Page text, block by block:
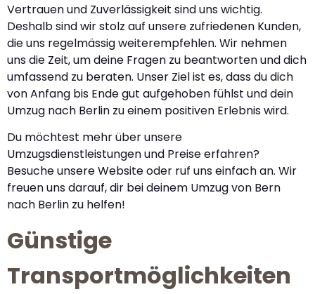
Vertrauen und Zuverlässigkeit sind uns wichtig.
Deshalb sind wir stolz auf unsere zufriedenen Kunden,
die uns regelmässig weiterempfehlen. Wir nehmen
uns die Zeit, um deine Fragen zu beantworten und dich
umfassend zu beraten. Unser Ziel ist es, dass du dich
von Anfang bis Ende gut aufgehoben fühlst und dein
Umzug nach Berlin zu einem positiven Erlebnis wird.
Du möchtest mehr über unsere
Umzugsdienstleistungen und Preise erfahren?
Besuche unsere Website oder ruf uns einfach an. Wir
freuen uns darauf, dir bei deinem Umzug von Bern
nach Berlin zu helfen!
Günstige
Transportmöglichkeiten